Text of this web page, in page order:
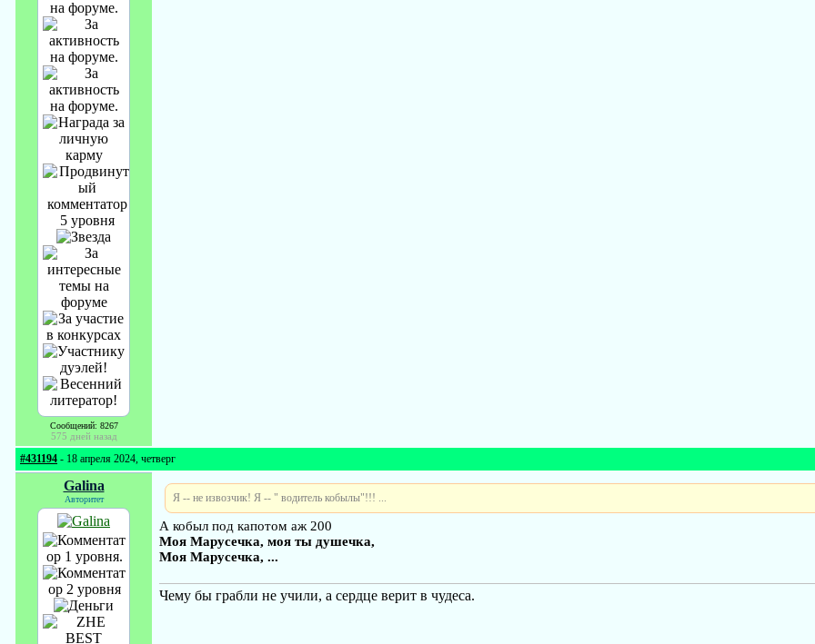
Сообщений: 8267
575 дней назад
#431194 - 18 апреля 2024, четверг
Galina
Авторитет Я -- не извозчик! Я -- " водитель кобылы"!!! ...
А кобыл под капотом аж 200
Моя Марусечка, моя ты душечка,
Моя Марусечка, ...
Чему бы грабли не учили, а сердце верит в чудеса.